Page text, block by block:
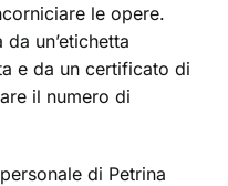
le opere.
un’etichetta
e da un certificato di
il numero di
di Petrina